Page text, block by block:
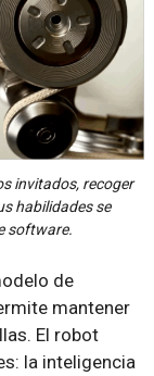
invitados, recoger
habilidades se
software.
de
mantener
El robot
la inteligencia